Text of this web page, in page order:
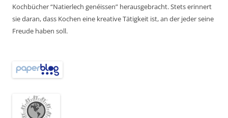
Kochbücher “Natierlech genéissen” herausgebracht. Stets erinnert
sie daran, dass Kochen eine kreative Tätigkeit ist, an der jeder seine
Freude haben soll.